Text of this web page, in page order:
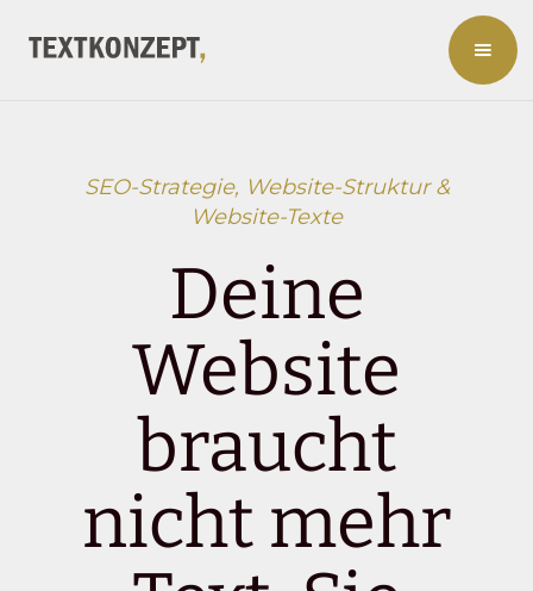
SEO-Strategie, Website-Struktur &
Website-Texte
Deine
Website
braucht
nicht mehr